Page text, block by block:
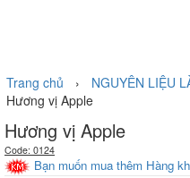
Trang chủ › NGUYÊN LIỆU
Hương vị Apple
Hương vị Apple
Code: 0124
Bạn muốn mua thêm Hàng